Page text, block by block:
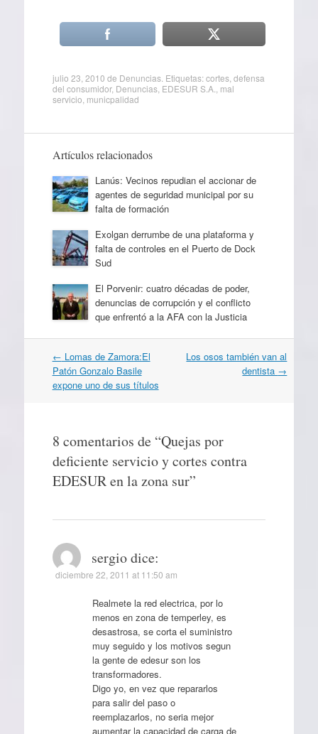
julio 23, 2010 de Denuncias. Etiquetas:cortes, defensa
del consumidor, Denuncias, EDESUR S.A. mal
servicio municpalidad
Artículos relacionados
Lanús: Vecinos repudian el accionar de
agentes de seguridad municipal por su
falta de formación
Exolgan derrumbe de una plataforma y
falta de controles en el Puerto de Dock
Sud
El Porvenir: cuatro décadas de poder,
denuncias de corrupción y el conflicto
que enfrentó a la AFA con la Justicia
Navegación
por
artículos
← Lomas de Zamora:El
Patón Gonzalo Basile
expone uno de sus títulos
Los osos también van al
dentista →
8 comentarios de “Quejas por
deficiente servicio y cortes contra
EDESUR en la zona sur”
sergio dice:
diciembre 22, 2011 at 11:50 am
Realmete la red electrica, por lo
menos en zona de temperley, es
desastrosa, se corta el suministro
muy seguido y los motivos segun
la gente de edesur son los
transformadores.
Digo yo, en vez que repararlos
para salir del paso o
reemplazarlos, no seria mejor
aumentar la capacidad de carga de